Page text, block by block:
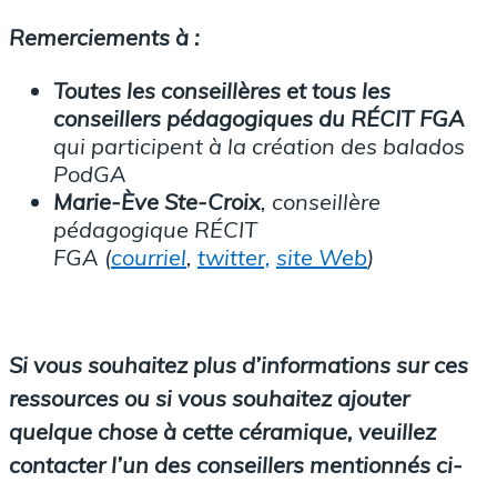
Remerciements à :
Toutes les conseillères et tous les
conseillers pédagogiques du RÉCIT FGA
qui participent à la création des balados
PodGA
Marie-Ève Ste-Croix, conseillère
pédagogique RÉCIT
FGA (courriel, twitter, site Web)
Si vous souhaitez plus d’informations sur ces
ressources ou si vous souhaitez ajouter
quelque chose à cette céramique, veuillez
contacter l’un des conseillers mentionnés ci-